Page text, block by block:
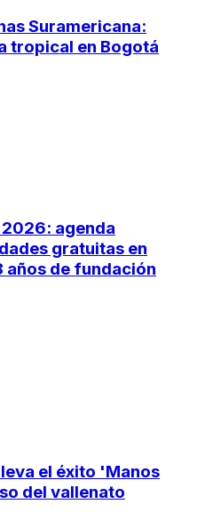
Suramericana:
tropical en Bogotá
agenda
gratuitas en
años de fundación
el éxito 'Manos
del vallenato